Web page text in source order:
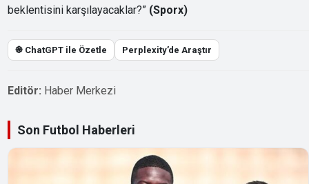
beklentisini karşılayacaklar?” (Sporx)
֎ ChatGPT ile Özetle Perplexity’de Araştır
Editör: Haber Merkezi
Son Futbol Haberleri